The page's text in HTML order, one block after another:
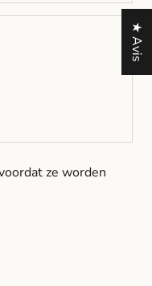
ze worden
★ Avis